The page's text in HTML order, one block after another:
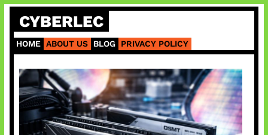
Skip
content
CYBERLEC
HOME ABOUT US BLOG PRIVACY POLICY